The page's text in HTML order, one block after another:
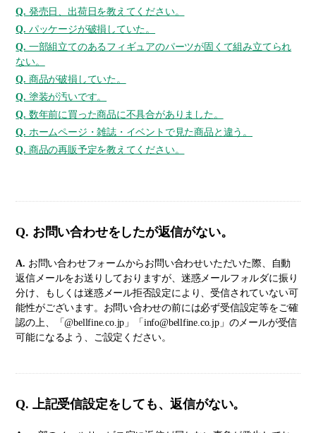
Q. 発売日、出荷日を教えてください。
Q. パッケージが破損していた。
Q. 一部組立てのあるフィギュアのパーツが固くて組み立てられ
ない。
Q. 商品が破損していた。
Q. 塗装が汚いです。
Q. 数年前に買った商品に不具合がありました。
Q. ホームページ・雑誌・イベントで見た商品と違う。
Q. 商品の再販予定を教えてください。
Q. お問い合わせをしたが返信がない。
A. お問い合わせフォームからお問い合わせいただいた際、自動
返信メールをお送りしておりますが、迷惑メールフォルダに振り
分け、もしくは迷惑メール拒否設定により、受信されていない可
能性がございます。お問い合わせの前には必ず受信設定等をご確
認の上、「@bellfine.co.jp」「info@bellfine.co.jp」のメールが受信
可能になるよう、ご設定ください。
Q. 上記受信設定をしても、返信がない。